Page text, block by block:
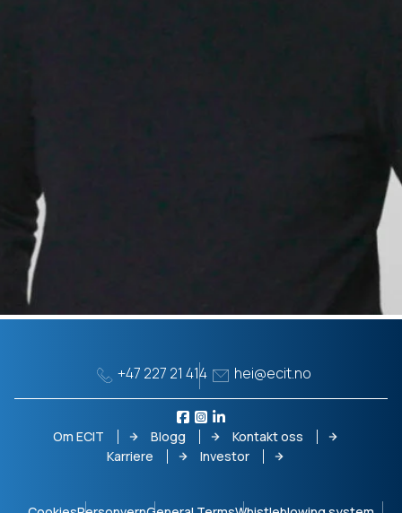
+47 227 21 414 hei@ecit.no
Om ECIT Blogg
Kontakt oss
Karriere
Investor